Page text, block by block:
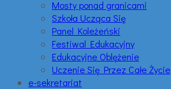
Mosty ponad granicami
Szkoła Ucząca Się
Panel Koleżeński
Festiwal Edukacyjny
Edukacyjne Oblężenie
Uczenie Się Przez Całe Życie
e-sekretariat